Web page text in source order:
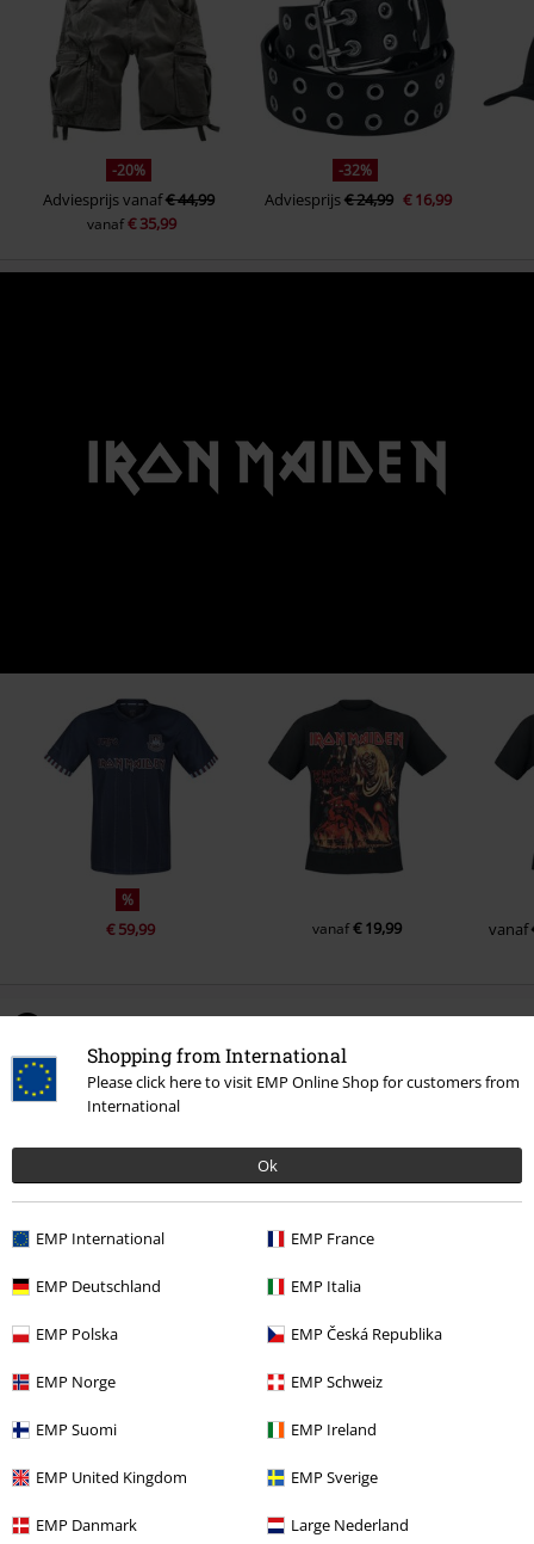
Shopping from International
Please click here to visit EMP Online Shop for customers from
International
Ok
EMP International EMP France
EMP Deutschland EMP Italia
EMP Polska EMP Česká Republika
EMP Norge EMP Schweiz
EMP Suomi EMP Ireland
EMP United Kingdom EMP Sverige
EMP Danmark Large Nederland
-20%
Adviesprijsvanaf€ 44,99
vanaf€ 35,99
-32%
Adviesprijs€ 24,99 € 16,99
%
€ 59,99 vanaf€ 19,99 vanaf
Geef ons je mening over "Portrait Eddie Smoke".
Laatst bezocht